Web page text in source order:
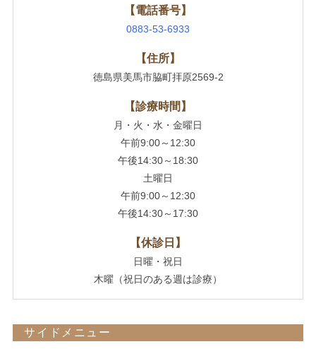
【電話番号】
0883-53-6933
【住所】
徳島県美馬市脇町拝原2569-2
【診療時間】
月・火・水・金曜日
午前9:00～12:30
午後14:30～18:30
土曜日
午前9:00～12:30
午後14:30～17:30
【休診日】
日曜・祝日
木曜（祝日のある週は診療）
サイドメニュー